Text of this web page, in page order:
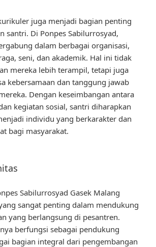
juga menjadi bagian penting
santri. Di Ponpes Sabilurrosyad,
dalam berbagai organisasi,
seni, dan akademik. Hal ini tidak
mereka lebih terampil, tetapi juga
kebersamaan dan tanggung jawab
Dengan keseimbangan antara
kegiatan sosial, santri diharapkan
individu yang berkarakter dan
bagi masyarakat.
Sabilurrosyad Gasek Malang
sangat penting dalam mendukung
yang berlangsung di pesantren.
berfungsi sebagai pendukung
bagian integral dari pengembangan